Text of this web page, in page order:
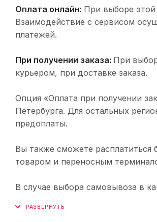
Оплата онлайн: При выборе этой
Взаимодействие с сервисом
платежей.
При получении заказа: При
курьером, при доставке заказа.
Опция «Оплата при получении
Петербурга. Для остальных
предоплаты.
Вы также сможете расплатиться
товаром и переносным
В случае выбора самовывоза в